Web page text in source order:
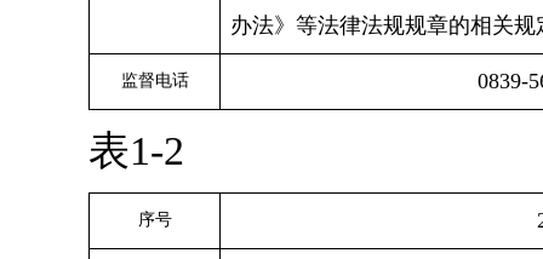
办法》等法律法规规章的相关
监督电话 0839-5
表1-2
序号